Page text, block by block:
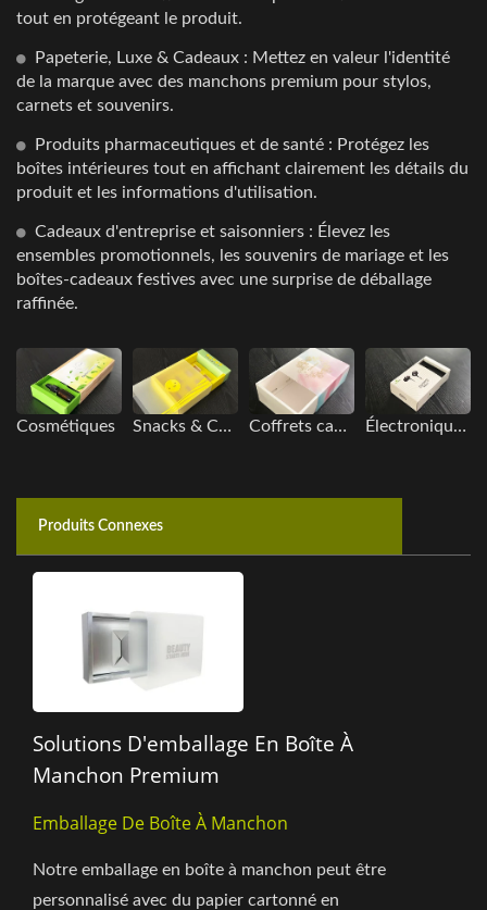
tout en protégeant le produit.
Papeterie, Luxe & Cadeaux : Mettez en valeur l'identité
de la marque avec des manchons premium pour stylos,
carnets et souvenirs.
Produits pharmaceutiques et de santé : Protégez les
boîtes intérieures tout en affichant clairement les détails du
produit et les informations d'utilisation.
Cadeaux d'entreprise et saisonniers : Élevez les
ensembles promotionnels, les souvenirs de mariage et les
boîtes-cadeaux festives avec une surprise de déballage
raffinée.
Cosmétiques Snacks & Confiseries Coffrets cadeaux saisonniers & de vacances Électronique grand public (3C) & Accessoires
Produits Connexes
Solutions D'emballage En Boîte À
Manchon Premium
Emballage De Boîte À Manchon
Notre emballage en boîte à manchon peut être
personnalisé avec du papier cartonné en